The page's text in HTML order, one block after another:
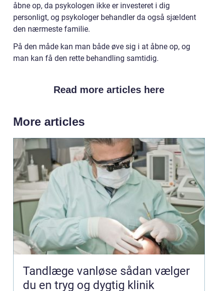
åbne op, da psykologen ikke er investeret i dig
personligt, og psykologer behandler da også sjældent
den nærmeste familie.
På den måde kan man både øve sig i at åbne op, og
man kan få den rette behandling samtidig.
Read more articles here
More articles
Tandlæge vanløse sådan vælger
du en tryg og dygtig klinik